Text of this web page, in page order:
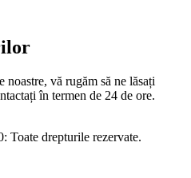
noastre, vă rugăm să ne lăsați
în termen de 24 de ore.
Toate drepturile rezervate.